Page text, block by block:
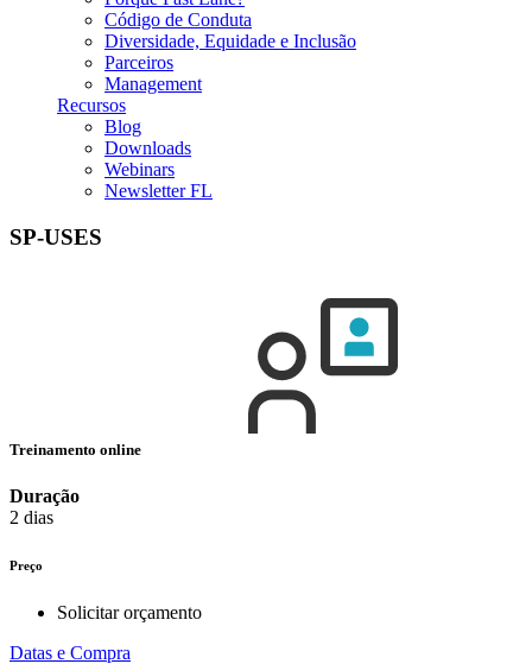
Código de Conduta
Diversidade, Equidade e Inclusão
Parceiros
Management
Recursos
Blog
Downloads
Webinars
Newsletter FL
SP-USES
Treinamento online
Duração
2 dias
Preço
Solicitar orçamento
Datas e Compra